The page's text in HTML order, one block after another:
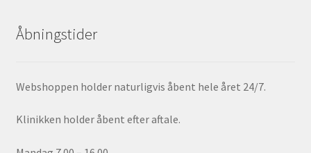
Åbningstider
Webshoppen holder naturligvis åbent hele året 24/7.
Klinikken holder åbent efter aftale.